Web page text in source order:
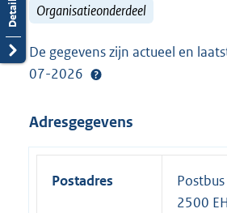
Organisatieonderdeel
De gegevens zijn actueel en
07-2026
Adresgegevens
Postadres
2500